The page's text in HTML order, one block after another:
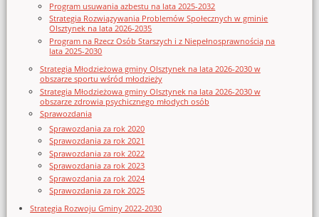
Program usuwania azbestu na lata 2025-2032
Strategia Rozwiązywania Problemów Społecznych w gminie
Olsztynek na lata 2026-2035
Program na Rzecz Osób Starszych i z Niepełnosprawnością na
lata 2025-2030
Strategia Młodzieżowa gminy Olsztynek na lata 2026-2030 w
obszarze sportu wśród młodzieży
Strategia Młodzieżowa gminy Olsztynek na lata 2026-2030 w
obszarze zdrowia psychicznego młodych osób
Sprawozdania
Sprawozdania za rok 2020
Sprawozdania za rok 2021
Sprawozdania za rok 2022
Sprawozdania za rok 2023
Sprawozdania za rok 2024
Sprawozdania za rok 2025
Strategia Rozwoju Gminy 2022-2030